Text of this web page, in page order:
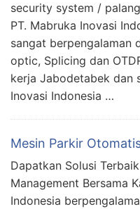
security system /
PT. Mabruka Inovasi
sangat berpengalaman
optic, Splicing dan
kerja Jabodetabek dan
Inovasi Indonesia …
Mesin Parkir
Dapatkan Solusi
Management Bersama
Indonesia